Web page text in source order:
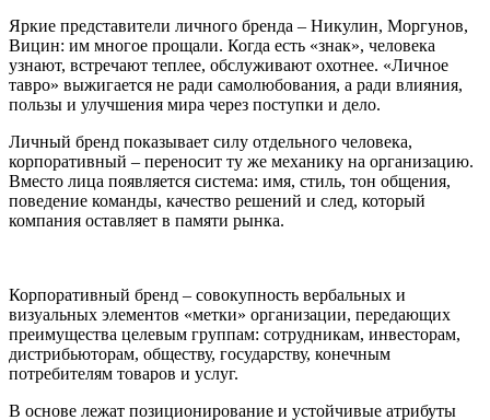
Яркие представители личного бренда – Никулин, Моргунов,
Вицин: им многое прощали. Когда есть «знак», человека
узнают, встречают теплее, обслуживают охотнее. «Личное
тавро» выжигается не ради самолюбования, а ради влияния,
пользы и улучшения мира через поступки и дело.
Личный бренд показывает силу отдельного человека,
корпоративный – переносит ту же механику на организацию.
Вместо лица появляется система: имя, стиль, тон общения,
поведение команды, качество решений и след, который
компания оставляет в памяти рынка.
Корпоративный бренд – совокупность вербальных и
визуальных элементов «метки» организации, передающих
преимущества целевым группам: сотрудникам, инвесторам,
дистрибьюторам, обществу, государству, конечным
потребителям товаров и услуг.
В основе лежат позиционирование и устойчивые атрибуты